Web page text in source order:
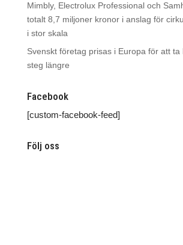
Mimbly, Electrolux Professional och
totalt 8,7 miljoner kronor i anslag för
i stor skala
Svenskt företag prisas i Europa för att ta
steg längre
Facebook
[custom-facebook-feed]
Följ oss